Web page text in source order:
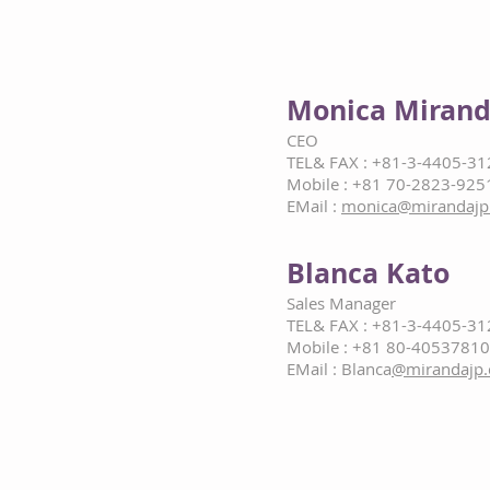
Monica
CEO
TEL& FAX : +81-3-4405-
Mobile : +81 70-2823-
EMail :
Blanca Kato
Sales Manager
TEL& FAX : +81-3-4405-
Mobile : +81 80-40537810
EMail : Blanca